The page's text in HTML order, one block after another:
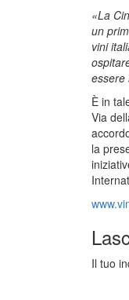
«La
un
vini
essere
È in
Via
la
Il tuo